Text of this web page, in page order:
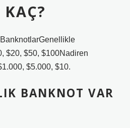
$20, $50, $100Nadiren
$5.000, $10.
BANKNOT VAR